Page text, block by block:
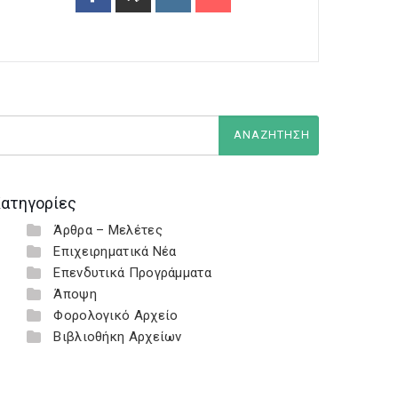
Άρθρα – Μελέτες
Επιχειρηματικά Νέα
Επενδυτικά Προγράμματα
Άποψη
Φορολογικό Αρχείο
Βιβλιοθήκη Αρχείων